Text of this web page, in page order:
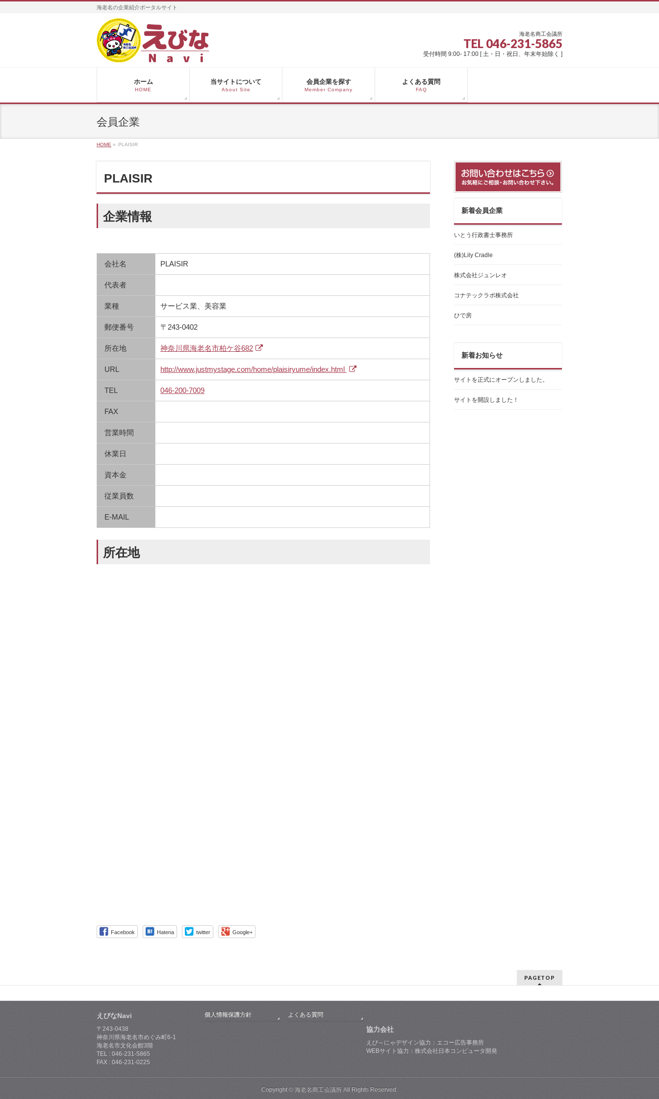
海老名の企業紹介ポータルサイト
海老名商工会議所
TEL 046-231-5865
受付時間 9:00- 17:00 [ 土・日・祝日、年末年始除く ]
ホーム
HOME
当サイトについて
About Site
会員企業を探す
Member Company
よくある質問
FAQ
会員企業
HOME » PLAISIR
PLAISIR
企業情報
会社名 PLAISIR
代表者
業種 サービス業、美容業
郵便番号 〒243-0402
所在地 神奈川県海老名市柏ケ谷682
URL http://www.justmystage.com/home/plaisiryume/index.html
TEL 046-200-7009
FAX
営業時間
休業日
資本金
従業員数
E-MAIL
所在地
Facebook Hatena twitter Google+
新着会員企業
いとう行政書士事務所
(株)Lily Cradle
株式会社ジュンレオ
コナテックラボ株式会社
ひで房
新着お知らせ
サイトを正式にオープンしました。
サイトを開設しました！
PAGETOP
えびなNavi
〒243-0438
神奈川県海老名市めぐみ町6-1
海老名市文化会館3階
TEL : 046-231-5865
FAX : 046-231-0225
個人情報保護方針 よくある質問
協力会社
えび～にゃデザイン協力：エコー広告事務所
WEBサイト協力：株式会社日本コンピュータ開発
Copyright © 海老名商工会議所 All Rights Reserved.